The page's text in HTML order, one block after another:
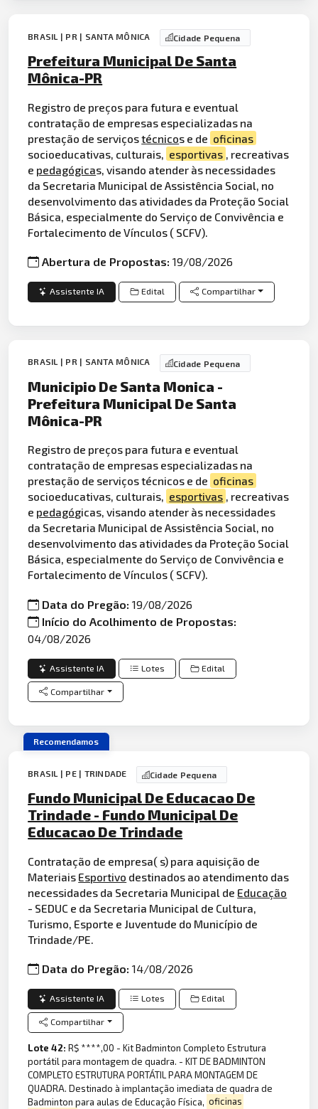
BRASIL | PR | SANTA MÔNICA Cidade Pequena
Prefeitura Municipal De Santa
Mônica-PR
Registro de preços para futura e eventual
contratação de empresas especializadas na
prestação de serviçostécnicos e de oficinas
socioeducativas, culturais,
esportivas
, recreativas
e pedagógicas, visando atender às necessidades
da Secretaria Municipal de Assistência Social, no
desenvolvimento das atividades da Proteção Social
Básica, especialmente do Serviço de Convivência e
Fortalecimento de Vínculos ( SCFV).
Abertura de Propostas:19/08/2026
Assistente IA Edital Compartilhar
BRASIL | PR | SANTA MÔNICA Cidade Pequena
Municipio De Santa Monica -
Prefeitura Municipal De Santa
Mônica-PR
Registro de preços para futura e eventual
contratação de empresas especializadas na
prestação de serviços técnicos e de oficinas
socioeducativas, culturais, esportivas , recreativas
e pedagógicas, visando atender às necessidades
da Secretaria Municipal de Assistência Social, no
desenvolvimento das atividades da Proteção Social
Básica, especialmente do Serviço de Convivência e
Fortalecimento de Vínculos ( SCFV).
Data do Pregão:19/08/2026
Início do Acolhimento de Propostas:
04/08/2026
Assistente IA Lotes Edital
Compartilhar
Recomendamos
BRASIL | PE | TRINDADE Cidade Pequena
Fundo Municipal De Educacao De
Trindade - Fundo Municipal De
Educacao De Trindade
Contratação de empresa( s) para aquisição de
Materiais Esportivo destinados ao atendimento das
necessidades da Secretaria Municipal de Educação
- SEDUC e da Secretaria Municipal de Cultura,
Turismo, Esporte e Juventude do Município de
Trindade/PE.
Data do Pregão:14/08/2026
Assistente IA Lotes Edital
Compartilhar
Lote 42:R$ ****,00 - Kit Badminton Completo Estrutura
portátil para montagem de quadra. - KIT DE BADMINTON
COMPLETO ESTRUTURA PORTÁTIL PARA MONTAGEM DE
QUADRA. Destinado à implantação imediata de quadra de
Badminton para aulas de Educação Física, oficinas